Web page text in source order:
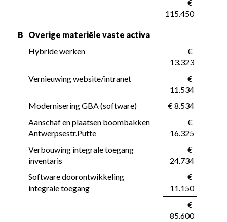
115.450
B
Overige materiële vaste activa
Hybride werken
13.323
Vernieuwing website/intranet
11.534
Modernisering GBA (software)
€ 8.534
Aanschaf en plaatsen boombakken
Antwerpsestr.Putte
16.325
Verbouwing integrale toegang
inventaris
24.734
Software doorontwikkeling
integrale toegang
11.150
85.600